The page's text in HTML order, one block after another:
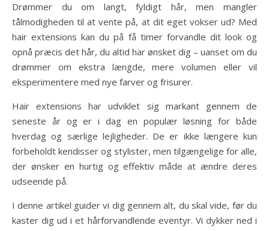
Drømmer du om langt, fyldigt hår, men mangler
tålmodigheden til at vente på, at dit eget vokser ud? Med
hair extensions kan du på få timer forvandle dit look og
opnå præcis det hår, du altid har ønsket dig – uanset om du
drømmer om ekstra længde, mere volumen eller vil
eksperimentere med nye farver og frisurer.
Hair extensions har udviklet sig markant gennem de
seneste år og er i dag en populær løsning for både
hverdag og særlige lejligheder. De er ikke længere kun
forbeholdt kendisser og stylister, men tilgængelige for alle,
der ønsker en hurtig og effektiv måde at ændre deres
udseende på.
I denne artikel guider vi dig gennem alt, du skal vide, før du
kaster dig ud i et hårforvandlende eventyr. Vi dykker ned i